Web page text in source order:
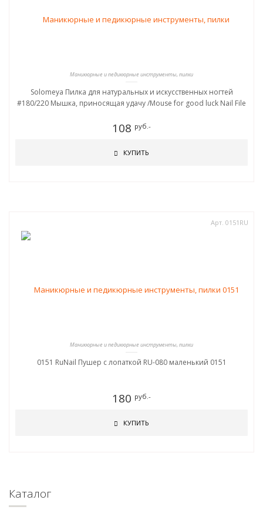
Маникюрные и педикюрные инструменты, пилки
Solomeya Пилка для натуральных и искусственных ногтей
#180/220 Мышка, приносящая удачу /Mouse for good luck Nail File
108 руб.-
КУПИТЬ
Арт. 0151RU
Маникюрные и педикюрные инструменты, пилки
0151 RuNail Пушер с лопаткой RU-080 маленький 0151
180 руб.-
КУПИТЬ
Каталог